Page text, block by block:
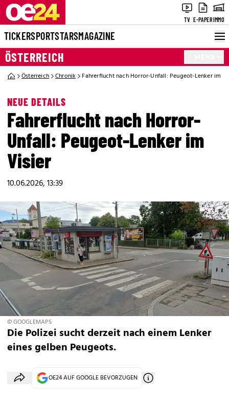
TV E-PAPERIMMO
TICKERSPORTSTARSMAGAZINE
ÖSTERREICH
Österreich Chronik Fahrerflucht nach Horror-Unfall: Peugeot-Lenker im
NEUE DETAILS
Fahrerflucht nach Horror-
Unfall: Peugeot-Lenker im
Visier
10.06.2026, 13:39
© GOOGLEMAPS
Die Polizei sucht derzeit nach einem Lenker
eines gelben Peugeots.
OE24 AUF GOOGLE BEVORZUGEN